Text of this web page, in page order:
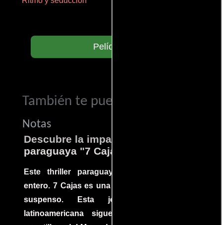
Películas
También te puede interesar...
Notas
Descubre la impactante película
paraguaya "7 Cajas"
Este thriller paraguayo cautivó al mundo
entero. 7 Cajas es una explosión de acción y
suspenso. Esta joya cinematográfica
latinoamericana sigue la historia de un